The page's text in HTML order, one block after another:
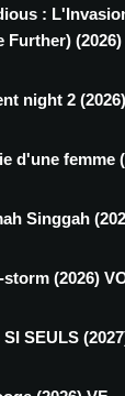
:
(2026)
night 2
d'une femme
Singgah
(2026)
SEULS